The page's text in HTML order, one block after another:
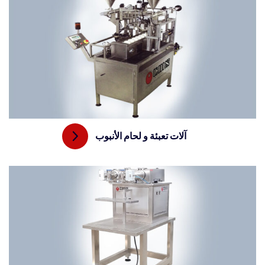
آلات تعبئة و لحام الأنبوب